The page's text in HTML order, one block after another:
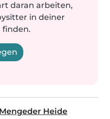
daran arbeiten,
in deiner
finden.
Mengeder Heide